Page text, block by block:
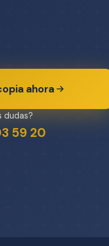
ahora
dudas?
59 20